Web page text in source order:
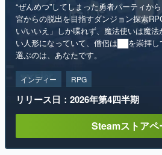
“ぜんめつ”してしまった勇者パーティか
宮からの脱出を目指すダンジョン探索
い/いいえ」しか喋れず、魔法使いは魔
い人形になっていて、僧侶は██を崇拝
選ぶのは、あなたです。
インディー RPG
リリース日：2026年第4四半期
Steamストアペ